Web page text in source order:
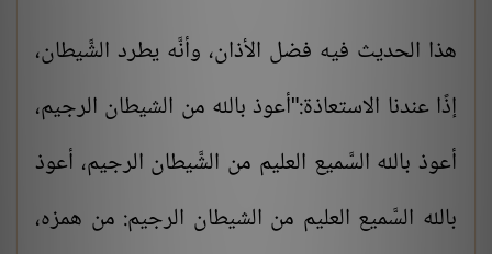
هذا الحديث فيه فضل الأذان، وأنَّه يطرد الشَّيطان،
إذًا عندنا الاستعاذة:"أعوذ بالله من الشيطان الرجيم،
أعوذ بالله السَّميع العليم من الشَّيطان الرجيم، أعوذ
بالله السَّميع العليم من الشيطان الرجيم: من همزه،